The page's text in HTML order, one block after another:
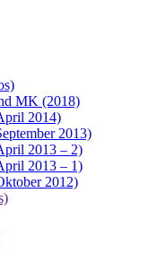
MK (2018)
2014)
2013)
2013 – 2)
2013 – 1)
2012)